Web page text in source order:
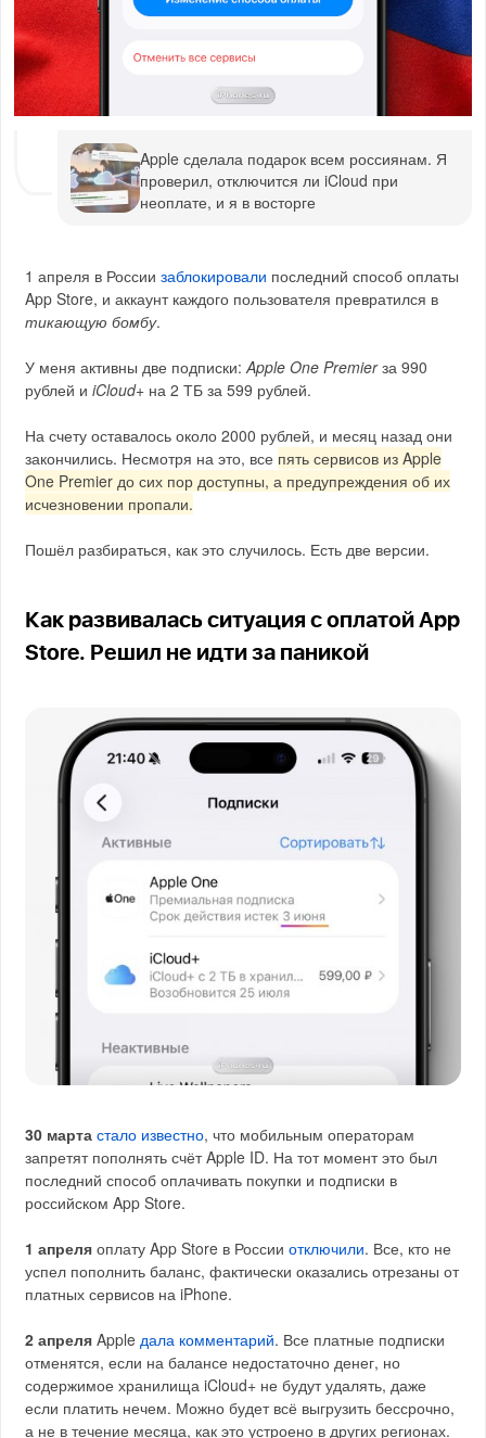
Apple сделала подарок всем россиянам. Я
проверил, отключится ли iCloud при
неоплате, и я в восторге
1 апреля в Россиизаблокировали последний способ оплаты
App Store, и аккаунт каждого пользователя превратился в
тикающую бомбу.
У меня активны две подписки:Apple One Premierза 990
рублей иiCloud+ на 2 ТБ за 599 рублей.
На счету оставалось около 2000 рублей, и месяц назад они
закончились. Несмотря на это, все пять сервисов из Apple
One Premier до сих пор доступны, а предупреждения об их
исчезновении пропали.
Пошёл разбираться, как это случилось. Есть две версии.
Как развивалась ситуация с оплатой App
Store. Решил не идти за паникой
30 марта стало известно, что мобильным операторам
запретят пополнять счёт Apple ID. На тот момент это был
последний способ оплачивать покупки и подписки в
российском App Store.
1 апреля оплату App Store в Россииотключили. Все, кто не
успел пополнить баланс, фактически оказались отрезаны от
платных сервисов на iPhone.
2 апреля Apple дала комментарий. Все платные подписки
отменятся, если на балансе недостаточно денег, но
содержимое хранилища iCloud+ не будут удалять, даже
если платить нечем. Можно будет всё выгрузить бессрочно,
а не в течение месяца, как это устроено в других регионах.